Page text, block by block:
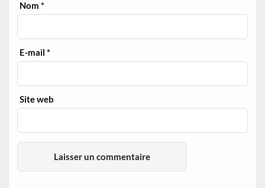
Nom*
E-mail*
Site web